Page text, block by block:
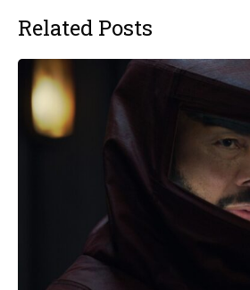
Related Posts